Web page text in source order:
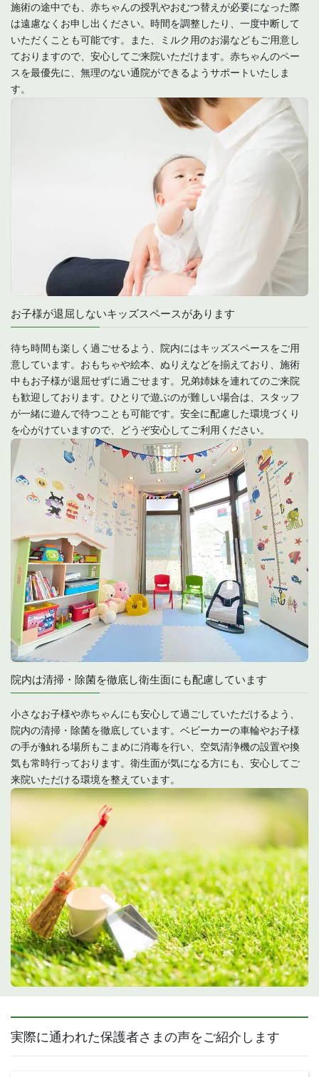
施術の途中でも、赤ちゃんの授乳やおむつ替えが必要になった際
は遠慮なくお申し出ください。時間を調整したり、一度中断して
いただくことも可能です。また、ミルク用のお湯などもご用意し
ておりますので、安心してご来院いただけます。赤ちゃんのペー
スを最優先に、無理のない通院ができるようサポートいたしま
す。
お子様が退屈しないキッズスペースがあります
待ち時間も楽しく過ごせるよう、院内にはキッズスペースをご用
意しています。おもちゃや絵本、ぬりえなどを揃えており、施術
中もお子様が退屈せずに過ごせます。兄弟姉妹を連れてのご来院
も歓迎しております。ひとりで遊ぶのが難しい場合は、スタッフ
が一緒に遊んで待つことも可能です。安全に配慮した環境づくり
を心がけていますので、どうぞ安心してご利用ください。
院内は清掃・除菌を徹底し衛生面にも配慮しています
小さなお子様や赤ちゃんにも安心して過ごしていただけるよう、
院内の清掃・除菌を徹底しています。ベビーカーの車輪やお子様
の手が触れる場所もこまめに消毒を行い、空気清浄機の設置や換
気も常時行っております。衛生面が気になる方にも、安心してご
来院いただける環境を整えています。
実際に通われた保護者さまの声をご紹介します